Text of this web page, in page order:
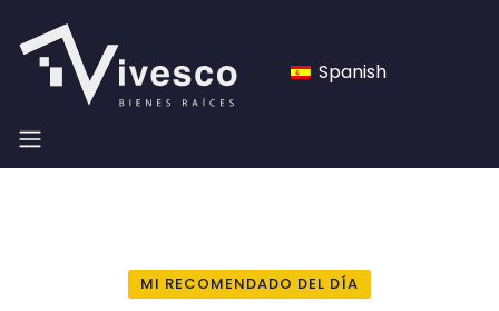
Spanish
MI RECOMENDADO DEL DÍA